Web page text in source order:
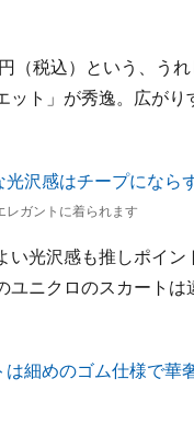
（税込）という、う
ット」が秀逸。広が
レガントに着られます
い光沢感も推しポイ
ユニクロのスカート